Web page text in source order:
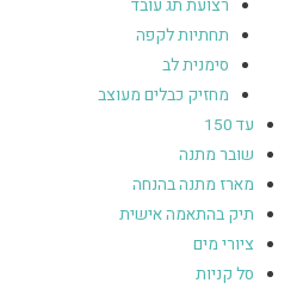
רצועת תג עובד
תחתיות לקפה
סימנית לב
מחזיק כבלים מעוצב
עד 150
שובר מתנה
מארז מתנה בהנחה
תיק בהתאמה אישית
ציורי מים
סל קניות